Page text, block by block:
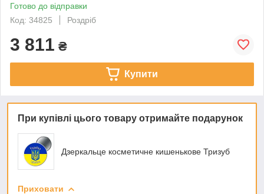
Готово до відправки
Код: 34825
Роздріб
3 811 ₴
Купити
При купівлі цього товару отримайте подарунок
Дзеркальце косметичне кишенькове Тризуб
Приховати